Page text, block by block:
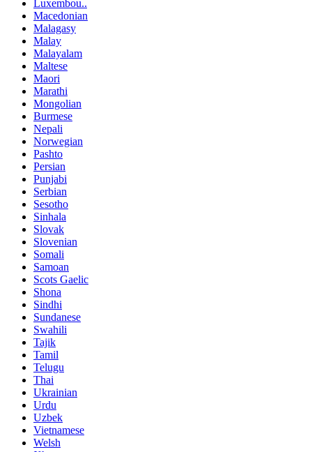
Luxembou..
Macedonian
Malagasy
Malay
Malayalam
Maltese
Maori
Marathi
Mongolian
Burmese
Nepali
Norwegian
Pashto
Persian
Punjabi
Serbian
Sesotho
Sinhala
Slovak
Slovenian
Somali
Samoan
Scots Gaelic
Shona
Sindhi
Sundanese
Swahili
Tajik
Tamil
Telugu
Thai
Ukrainian
Urdu
Uzbek
Vietnamese
Welsh